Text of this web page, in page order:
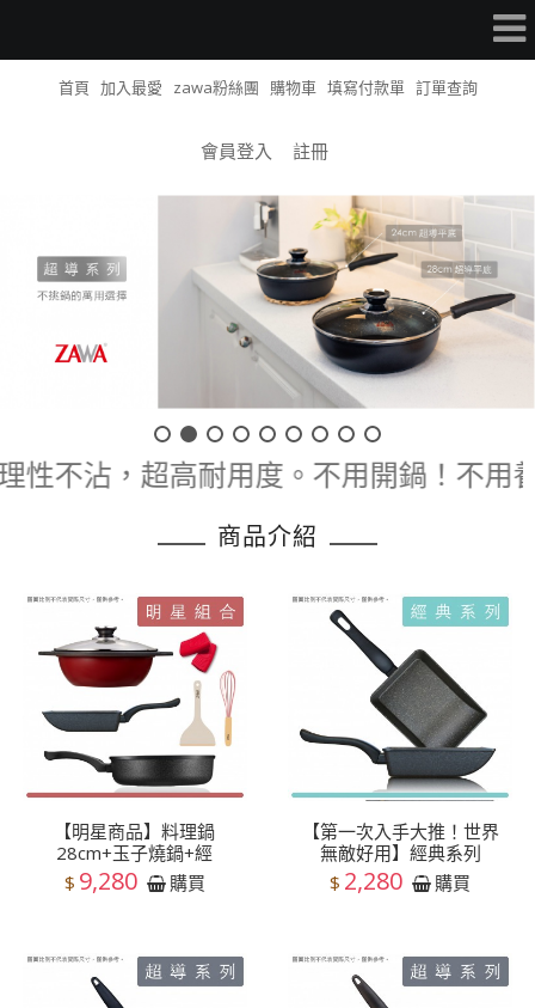
首頁 加入最愛 zawa粉絲團 購物車 填寫付款單 訂單查詢
會員登入 註冊
高耐用度。不用開鍋！不用養鍋！
商品介紹
【明星商品】料理鍋
28cm+玉子燒鍋+經
$ 9,280 購買
【第一次入手大推！世界
無敵好用】經典系列
$ 2,280 購買